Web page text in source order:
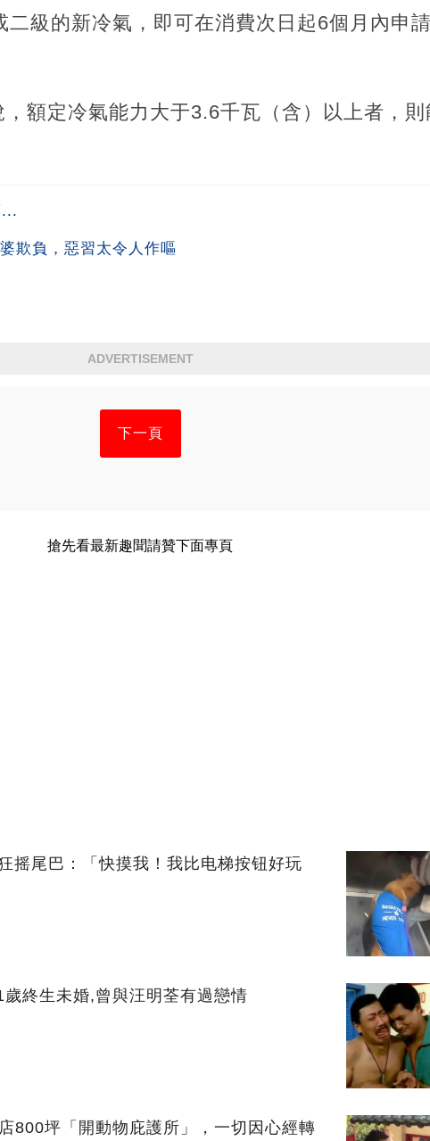
級的新冷氣，即可在消費次日起6個月內申
額定冷氣能力大于3.6千瓦（含）以上者，
欺負，惡習太令人作嘔
ADVERTISEMENT
下一頁
搶先看最新趣聞請贊下面專頁
摇尾巴：「快摸我！我比电梯按钮好玩
終生未婚,曾與汪明荃有過戀情
800坪「開動物庇護所」，一切因心經轉